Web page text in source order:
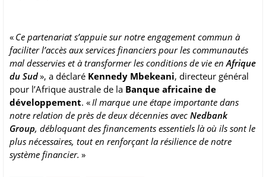
« Ce partenariat s’appuie sur notre engagement commun à
faciliter l’accès aux services financiers pour les communautés
mal desservies et à transformer les conditions de vie enAfrique
du Sud», a déclaré Kennedy Mbekeani, directeur général
pour l’Afrique australe de la Banque africaine de
développement. «Il marque une étape importante dans
notre relation de près de deux décennies avec Nedbank
Group, débloquant des financements essentiels là où ils sont le
plus nécessaires, tout en renforçant la résilience de notre
système financier. »